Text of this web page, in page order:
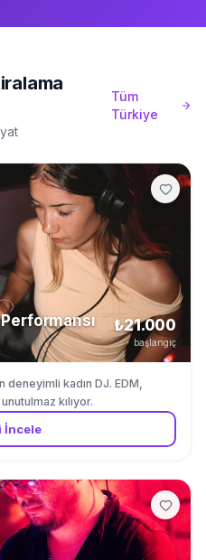
Tüm
Türkiye
₺21.000
başlangıç
kadın DJ. EDM,
kılıyor.
İncele